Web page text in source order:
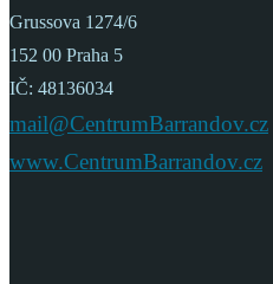
Grussova 1274/6
152 00 Praha 5
IČ: 48136034
mail@CentrumBarrandov.cz
www.CentrumBarrandov.cz